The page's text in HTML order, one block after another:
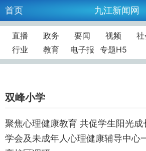
首页 九江新闻网
直播 政务 要闻 视频 社
行业
教育 电子报 专题H5
双峰小学
聚焦心理健康教育 共促学生阳光
学会及未成年人心理健康辅导中心